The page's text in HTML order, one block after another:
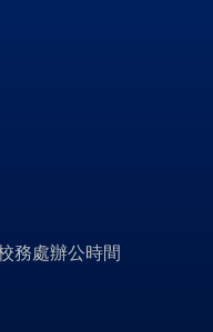
務處辦公時間